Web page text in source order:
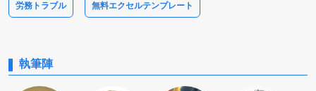
労務トラブル 無料エクセルテンプレート
執筆陣